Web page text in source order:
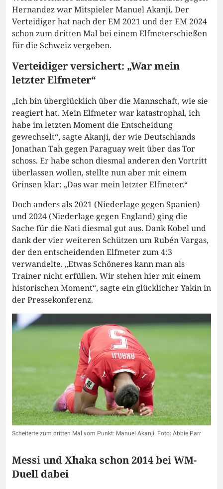
Hernandez war Mitspieler Manuel Akanji. Der
Verteidiger hat nach der EM 2021 und der EM 2024
schon zum dritten Mal bei einem Elfmeterschießen
für die Schweiz vergeben.
Verteidiger versichert: „War mein
letzter Elfmeter“
„Ich bin überglücklich über die Mannschaft, wie sie
reagiert hat. Mein Elfmeter war katastrophal, ich
habe im letzten Moment die Entscheidung
gewechselt“, sagte Akanji, der wie Deutschlands
Jonathan Tah gegen Paraguay weit über das Tor
schoss. Er habe schon diesmal anderen den Vortritt
überlassen wollen, stellte nun aber mit einem
Grinsen klar: „Das war mein letzter Elfmeter.“
Doch anders als 2021 (Niederlage gegen Spanien)
und 2024 (Niederlage gegen England) ging die
Sache für die Nati diesmal gut aus. Dank Kobel und
dank der vier weiteren Schützen um Rubén Vargas,
der den entscheidenden Elfmeter zum 4:3
verwandelte. „Etwas Schöneres kann man als
Trainer nicht erfüllen. Wir stehen hier mit einem
historischen Moment“, sagte ein glücklicher Yakin in
der Pressekonferenz.
Scheiterte zum dritten Mal vom Punkt: Manuel Akanji. Foto: Abbie Parr
Messi und Xhaka schon 2014 bei WM-
Duell dabei